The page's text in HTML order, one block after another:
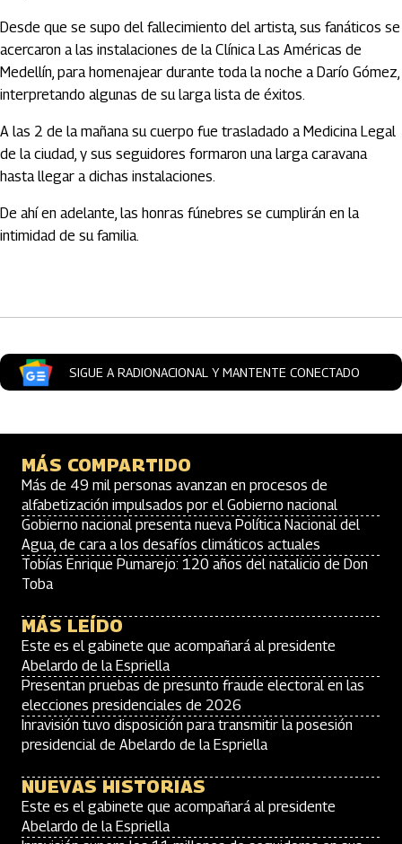
Desde que se supo del fallecimiento del artista, sus fanáticos se
acercaron a las instalaciones de la Clínica Las Américas de
Medellín, para homenajear durante toda la noche a Darío Gómez,
interpretando algunas de su larga lista de éxitos.
A las 2 de la mañana su cuerpo fue trasladado a Medicina Legal
de la ciudad, y sus seguidores formaron una larga caravana
hasta llegar a dichas instalaciones.
De ahí en adelante, las honras fúnebres se cumplirán en la
intimidad de su familia.
SIGUE A RADIONACIONAL Y MANTENTE CONECTADO
MÁS COMPARTIDO
Más de 49 mil personas avanzan en procesos de
alfabetización impulsados por el Gobierno nacional
Gobierno nacional presenta nueva Política Nacional del
Agua, de cara a los desafíos climáticos actuales
Tobías Enrique Pumarejo: 120 años del natalicio de Don
Toba
MÁS LEÍDO
Este es el gabinete que acompañará al presidente
Abelardo de la Espriella
Presentan pruebas de presunto fraude electoral en las
elecciones presidenciales de 2026
Inravisión tuvo disposición para transmitir la posesión
presidencial de Abelardo de la Espriella
NUEVAS HISTORIAS
Este es el gabinete que acompañará al presidente
Abelardo de la Espriella